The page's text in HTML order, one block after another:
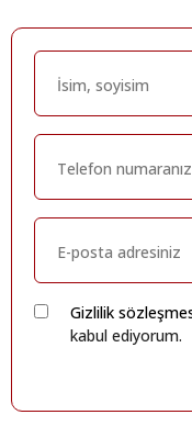
Gizlilik
kabul ediyorum.